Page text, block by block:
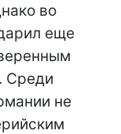
во
еще
Среди
не